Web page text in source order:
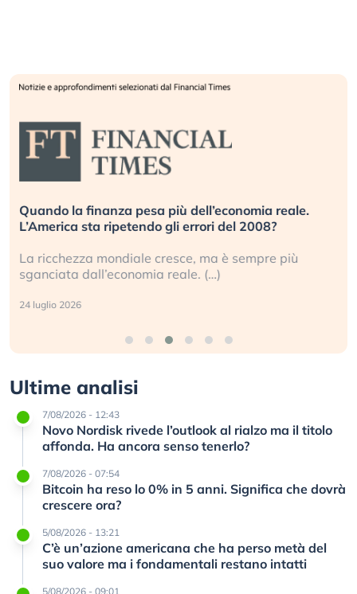
Quando la finanza pesa più dell’economia reale.
L’America sta ripetendo gli errori del 2008?
La ricchezza mondiale cresce, ma è sempre più
sganciata dall’economia reale. (…)
24 luglio 2026
Ultime analisi
7/08/2026 - 12:43
Novo Nordisk rivede l’outlook al rialzo ma il titolo
affonda. Ha ancora senso tenerlo?
7/08/2026 - 07:54
Bitcoin ha reso lo 0% in 5 anni. Significa che dovrà
crescere ora?
5/08/2026 - 13:21
C’è un’azione americana che ha perso metà del
suo valore ma i fondamentali restano intatti
5/08/2026 - 09:01